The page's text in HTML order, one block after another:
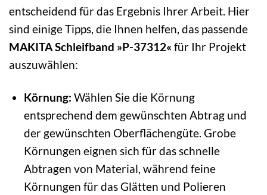
entscheidend für das Ergebnis Ihrer Arbeit. Hier
sind einige Tipps, die Ihnen helfen, das passende
MAKITA Schleifband »P-37312« für Ihr Projekt
auszuwählen:
Körnung: Wählen Sie die Körnung
entsprechend dem gewünschten Abtrag und
der gewünschten Oberflächengüte. Grobe
Körnungen eignen sich für das schnelle
Abtragen von Material, während feine
Körnungen für das Glätten und Polieren